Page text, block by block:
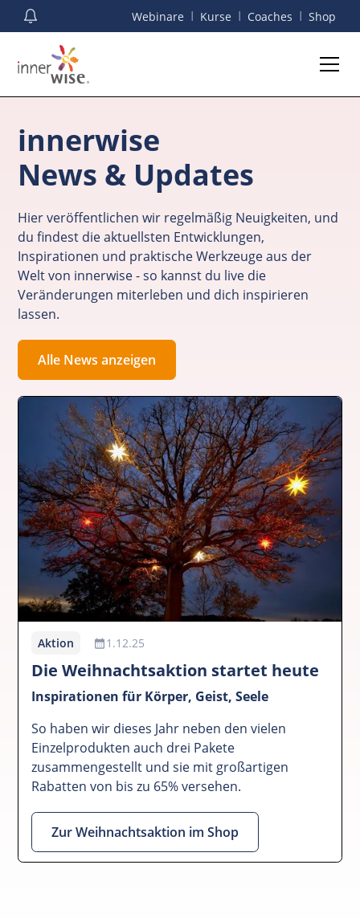
Webinare I Kurse I Coaches I Shop
innerwise
News & Updates
Hier veröffentlichen wir regelmäßig Neuigkeiten, und
du findest die aktuellsten Entwicklungen,
Inspirationen und praktische Werkzeuge aus der
Welt von innerwise - so kannst du live die
Veränderungen miterleben und dich inspirieren
lassen.
Alle News anzeigen
Aktion 1.12.25
Die Weihnachtsaktion startet heute
Inspirationen für Körper, Geist, Seele
So haben wir dieses Jahr neben den vielen
Einzelprodukten auch drei Pakete
zusammengestellt und sie mit großartigen
Rabatten von bis zu 65% versehen.
Zur Weihnachtsaktion im Shop